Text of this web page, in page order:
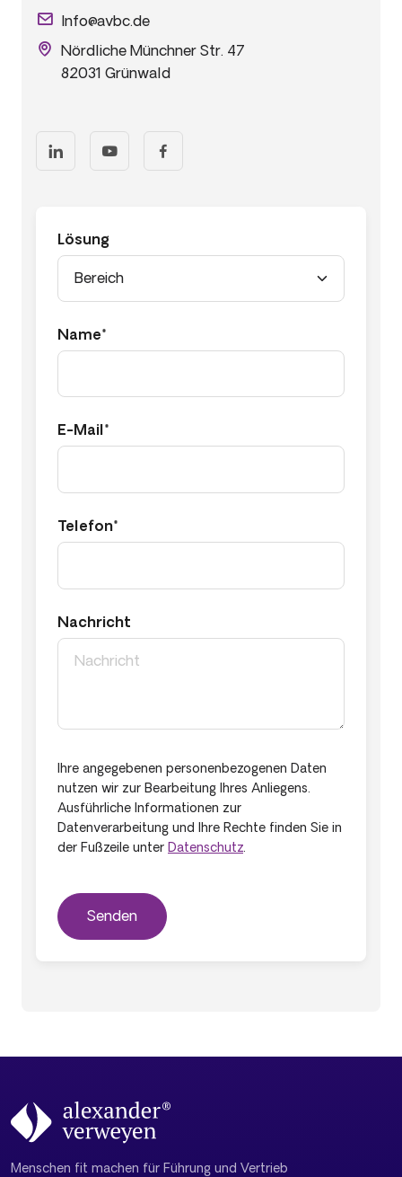
Info@avbc.de
Nördliche Münchner Str. 47
82031 Grünwald
Lösung
Name*
E-Mail*
Telefon*
Nachricht
Ihre angegebenen personenbezogenen Daten
nutzen wir zur Bearbeitung Ihres Anliegens.
Ausführliche Informationen zur
Datenverarbeitung und Ihre Rechte finden Sie in
der Fußzeile unter Datenschutz
Menschen fit machen für Führung und Vertrieb